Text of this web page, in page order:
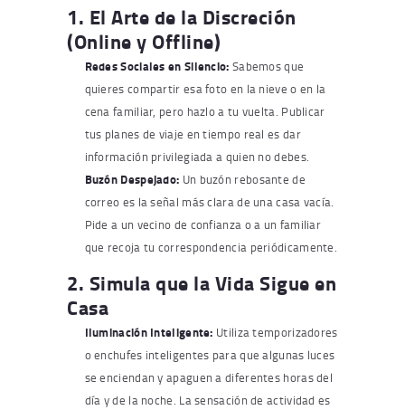
1. El Arte de la Discreción
(Online y Offline)
Redes Sociales en Silencio: Sabemos que
quieres compartir esa foto en la nieve o en la
cena familiar, pero hazlo a tu vuelta. Publicar
tus planes de viaje en tiempo real es dar
información privilegiada a quien no debes.
Buzón Despejado: Un buzón rebosante de
correo es la señal más clara de una casa vacía.
Pide a un vecino de confianza o a un familiar
que recoja tu correspondencia periódicamente.
2. Simula que la Vida Sigue en
Casa
Iluminación Inteligente: Utiliza temporizadores
o enchufes inteligentes para que algunas luces
se enciendan y apaguen a diferentes horas del
día y de la noche. La sensación de actividad es